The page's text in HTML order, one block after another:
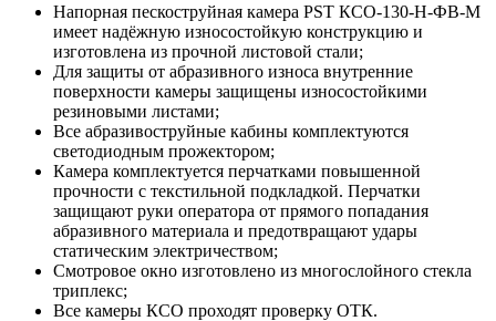
Напорная пескоструйная камера PST КСО-130-Н-ФВ-М
имеет надёжную износостойкую конструкцию и
изготовлена из прочной листовой стали;
Для защиты от абразивного износа внутренние
поверхности камеры защищены износостойкими
резиновыми листами;
Все абразивоструйные кабины комплектуются
светодиодным прожектором;
Камера комплектуется перчатками повышенной
прочности с текстильной подкладкой. Перчатки
защищают руки оператора от прямого попадания
абразивного материала и предотвращают удары
статическим электричеством;
Смотровое окно изготовлено из многослойного стекла
триплекс;
Все камеры КСО проходят проверку ОТК.